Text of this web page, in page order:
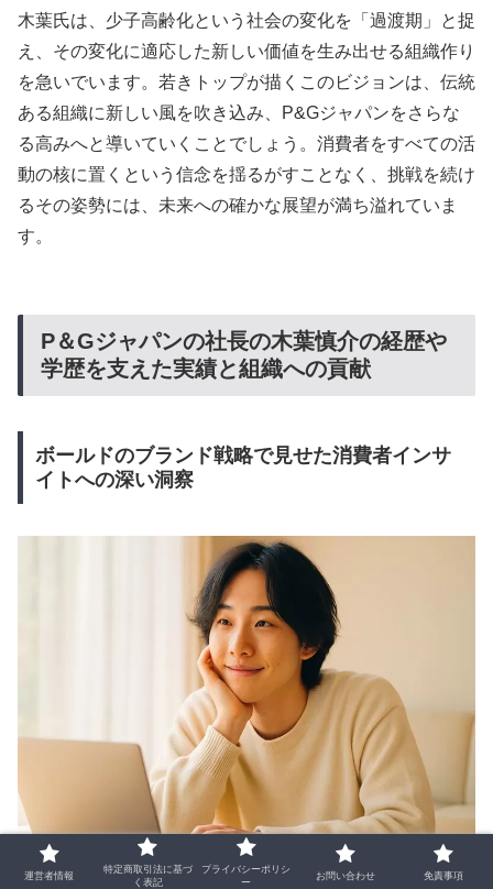
木葉氏は、少子高齢化という社会の変化を「過渡期」と捉
え、その変化に適応した新しい価値を生み出せる組織作り
を急いでいます。若きトップが描くこのビジョンは、伝統
ある組織に新しい風を吹き込み、P&Gジャパンをさらな
る高みへと導いていくことでしょう。消費者をすべての活
動の核に置くという信念を揺るがすことなく、挑戦を続け
るその姿勢には、未来への確かな展望が満ち溢れていま
す。
P＆Gジャパンの社長の木葉慎介の経歴や
学歴を支えた実績と組織への貢献
ボールドのブランド戦略で見せた消費者インサ
イトへの深い洞察
運営者情報
特定商取引法に基づ
く表記
プライバシーポリシ
ー
お問い合わせ 免責事項